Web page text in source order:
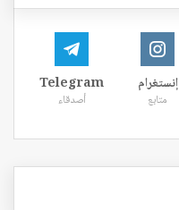
إنستغرام
متابع
Telegram
أصدقاء